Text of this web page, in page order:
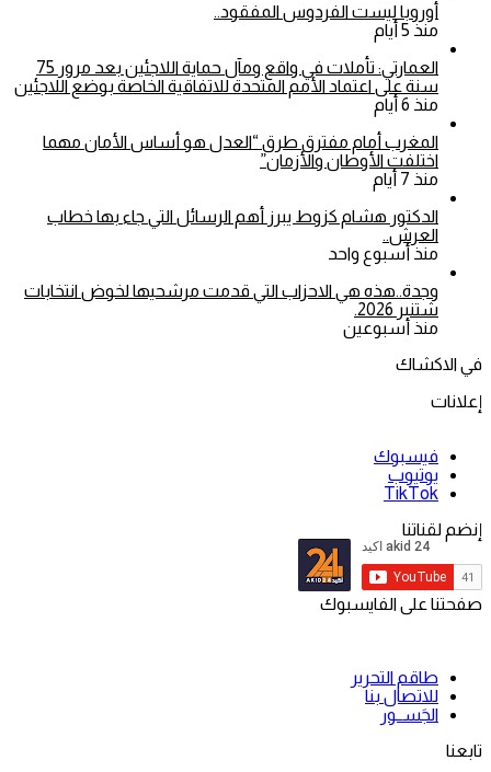
أوروبا ليست الفردوس المفقود..
منذ 5 أيام
العمارتي: تأملات في واقع ومآل حماية اللاجئين بعد مرور 75
سنة على اعتماد الأمم المتحدة للاتفاقية الخاصة بوضع اللاجئين
منذ 6 أيام
المغرب أمام مفترق طرق “العدل هو أساس الأمان مهما
اختلفت الأوطان والأزمان”
منذ 7 أيام
الدكتور هشام كزوط يبرز أهم الرسائل التي جاء بها خطاب
العرش..
منذ أسبوع واحد
وجدة..هذه هي الاحزاب التي قدمت مرشحيها لخوض انتخابات
شتنبر 2026.
منذ أسبوعين
في الاكشاك
إعلانات
فيسبوك
يوتيوب
‫TikTok
إنضم لقناتنا
صفحتنا على الفايسبوك
طاقم التحرير
للاتصال بنا
الجَســور
تابعنا